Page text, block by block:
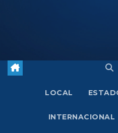
LOCAL
INTERNACIONAL